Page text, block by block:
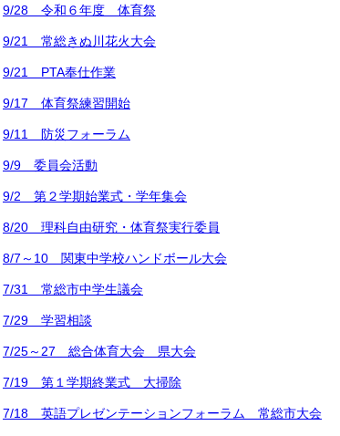
9/28 令和６年度 体育祭
9/21 常総きぬ川花火大会
9/21 PTA奉仕作業
9/17 体育祭練習開始
9/11 防災フォーラム
9/9 委員会活動
9/2 第２学期始業式・学年集会
8/20 理科自由研究・体育祭実行委員
8/7～10 関東中学校ハンドボール大会
7/31 常総市中学生議会
7/29 学習相談
7/25～27 総合体育大会 県大会
7/19 第１学期終業式 大掃除
7/18 英語プレゼンテーションフォーラム 常総市大会